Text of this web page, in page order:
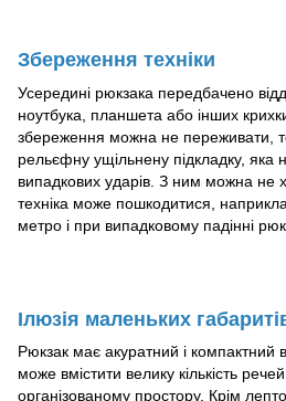
Збереження техніки
Усередині рюкзака передбачено
ноутбука, планшета або інших
збереження можна не переживати,
рельєфну ущільнену підкладку, яка
випадкових ударів. З ним можна не
техніка може пошкодитися,
метро і при випадковому падінні
Ілюзія маленьких
Рюкзак має акуратний і компактний
може вмістити велику кількість
організованому простору. Крім